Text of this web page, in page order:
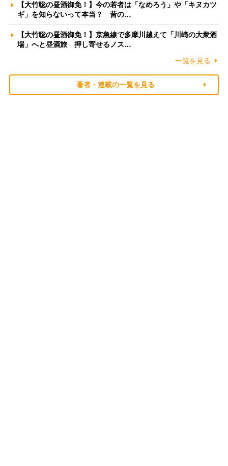
【大竹聡の昼酒御免！】今の若者は「なめろう」や「キヌカツ
ギ」を知らないって本当？ 昔の…
【大竹聡の昼酒御免！】京急線で多摩川越えて「川崎の大衆酒
場」へと昼酒旅 押し寄せるノス…
一覧を見る
著者・連載の一覧を見る